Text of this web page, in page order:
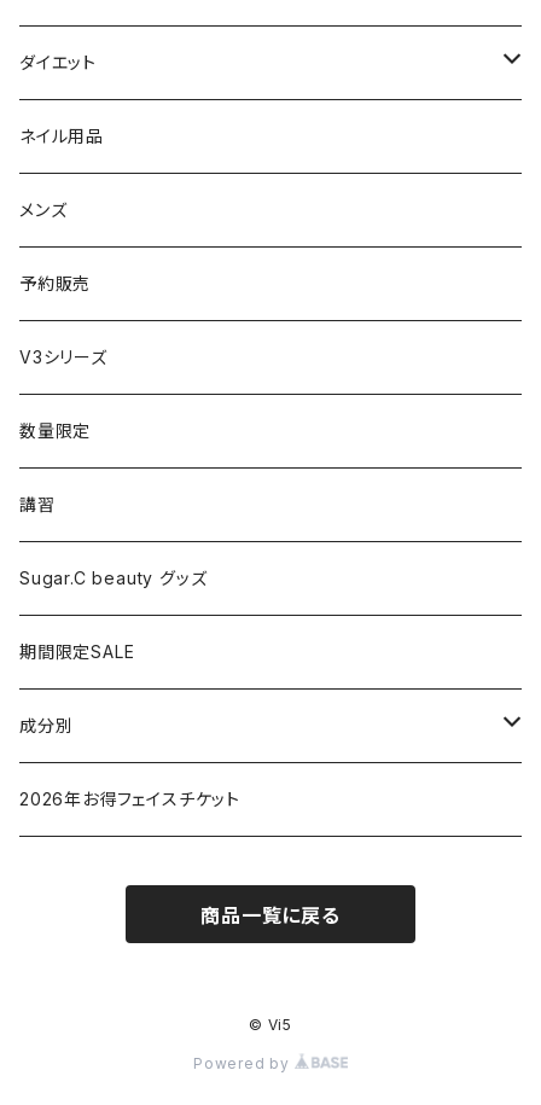
セット販売
リュミエリーナ
エレクトロン
ラディアント
コテ／アイロン
美顔器／スチーマー
シャワーヘッド
マッサージ
ドライヤー
脱毛器
クレイツ
ギフトセット
保湿（オイル・ミルク）
生理・ニオイ・ムレ ケア
インナーケア（乳酸菌・腸内環境サポート・更年期ケア）
リラックスアイテム
ダイエット
サプリ
ドリンク
プロテイン
セット
グッズ
ネイル用品
メンズ
予約販売
V3シリーズ
数量限定
講習
Sugar.C beauty グッズ
期間限定SALE
成分別
ヒアルロン酸
バクチオイル（レチノール）
2026年お得フェイスチケット
商品一覧に戻る
© Vi5
Powered by